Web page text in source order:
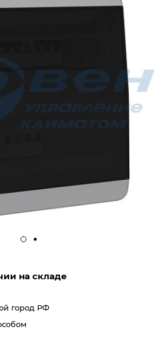
на складе
город РФ